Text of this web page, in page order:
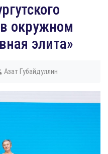
окружном
элита»
Азат Губайдуллин